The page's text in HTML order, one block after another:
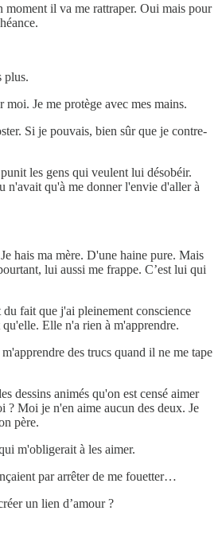
moment il va me rattraper. Oui mais pour
plus.
moi. Je me protège avec mes mains.
Si je pouvais, bien sûr que je contre-
les gens qui veulent lui désobéir.
n'avait qu'à me donner l'envie d'aller à
hais ma mère. D'une haine pure. Mais
lui aussi me frappe. C’est lui qui
fait que j'ai pleinement conscience
Elle n'a rien à m'apprendre.
des trucs quand il ne me tape
dessins animés qu'on est censé aimer
? Moi je n'en aime aucun des deux. Je
père.
m'obligerait à les aimer.
par arrêter de me fouetter…
un lien d’amour ?